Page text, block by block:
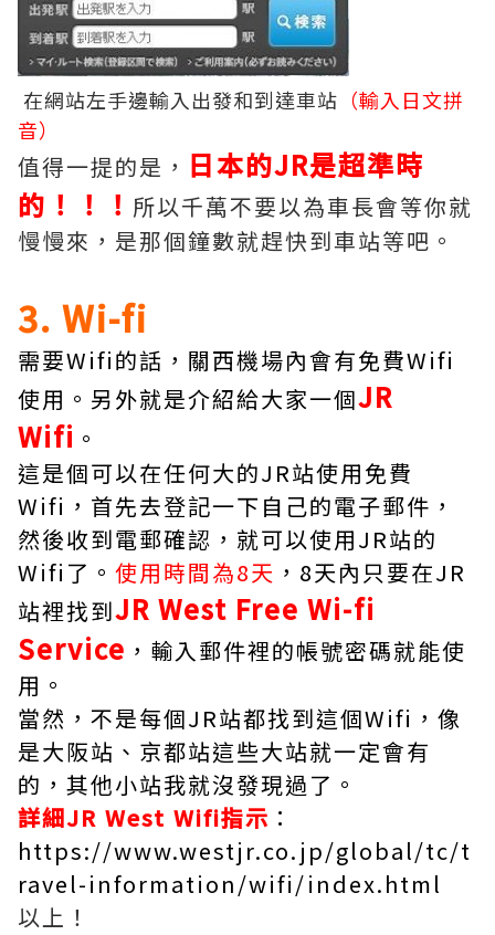
在網站左手邊輸入出發和到達車站 （輸入日文拼
音）
值得一提的是， 日本的JR是超準時
的！！！ 所以千萬不要以為車長會等你就
慢慢來，是那個鐘數就趕快到車站等吧。
3. Wi-fi
需要Wifi的話，關西機場內會有免費Wifi
使用。另外就是介紹給大家一個JR
Wifi 。
這是個可以在任何大的JR站使用免費
Wifi，首先去登記一下自己的電子郵件，
然後收到電郵確認，就可以使用JR站的
Wifi了。 使用時間為8天 ，8天內只要在JR
站裡找到JR West Free Wi-fi
Service ，輸入郵件裡的帳號密碼就能使
用。
當然，不是每個JR站都找到這個Wifi，像
是大阪站、京都站這些大站就一定會有
的，其他小站我就沒發現過了。
詳細JR West Wifi指示 ：
https://www.westjr.co.jp/global/tc/t
ravel-information/wifi/index.html
以上！